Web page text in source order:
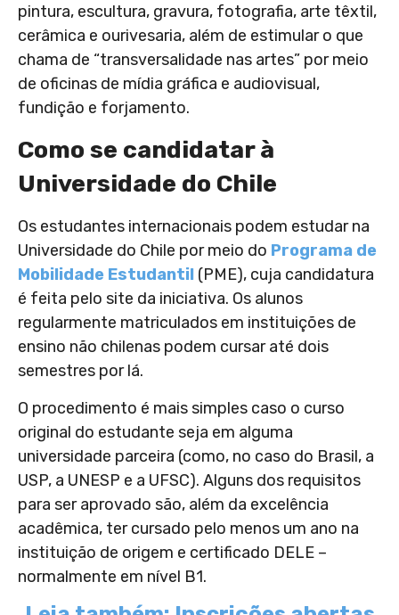
pintura, escultura, gravura, fotografia, arte têxtil,
cerâmica e ourivesaria, além de estimular o que
chama de “transversalidade nas artes” por meio
de oficinas de mídia gráfica e audiovisual,
fundição e forjamento.
Como se candidatar à
Universidade do Chile
Os estudantes internacionais podem estudar na
Universidade do Chile por meio do Programa de
Mobilidade Estudantil (PME), cuja candidatura
é feita pelo site da iniciativa. Os alunos
regularmente matriculados em instituições de
ensino não chilenas podem cursar até dois
semestres por lá.
O procedimento é mais simples caso o curso
original do estudante seja em alguma
universidade parceira (como, no caso do Brasil, a
USP, a UNESP e a UFSC). Alguns dos requisitos
para ser aprovado são, além da excelência
acadêmica, ter cursado pelo menos um ano na
instituição de origem e certificado DELE –
normalmente em nível B1.